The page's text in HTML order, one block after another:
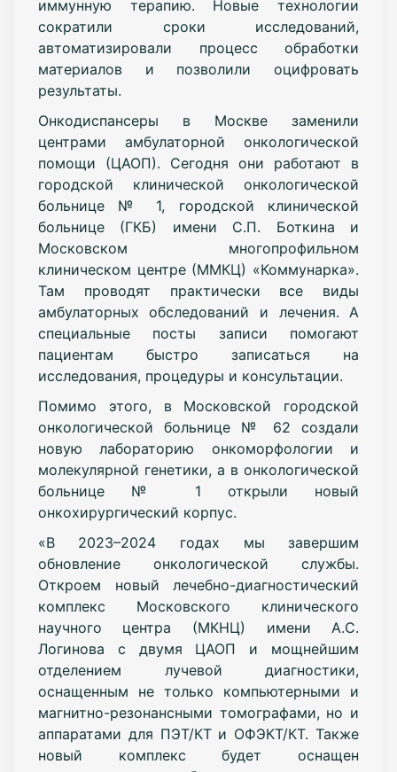
иммунную терапию. Новые технологии
сократили сроки исследований,
автоматизировали процесс обработки
материалов и позволили оцифровать
результаты.
Онкодиспансеры в Москве заменили
центрами амбулаторной онкологической
помощи (ЦАОП). Сегодня они работают в
городской клинической онкологической
больнице № 1, городской клинической
больнице (ГКБ) имени С.П. Боткина и
Московском многопрофильном
клиническом центре (ММКЦ) «Коммунарка».
Там проводят практически все виды
амбулаторных обследований и лечения. А
специальные посты записи помогают
пациентам быстро записаться на
исследования, процедуры и консультации.
Помимо этого, в Московской городской
онкологической больнице № 62 создали
новую лабораторию онкоморфологии и
молекулярной генетики, а в онкологической
больнице № 1 открыли новый
онкохирургический корпус.
«В 2023–2024 годах мы завершим
обновление онкологической службы.
Откроем новый лечебно-диагностический
комплекс Московского клинического
научного центра (МКНЦ) имени А.С.
Логинова с двумя ЦАОП и мощнейшим
отделением лучевой диагностики,
оснащенным не только компьютерными и
магнитно-резонансными томографами, но и
аппаратами для ПЭТ/КТ и ОФЭКТ/КТ. Также
новый комплекс будет оснащен